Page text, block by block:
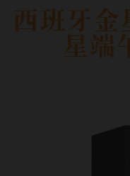
西班牙
星端